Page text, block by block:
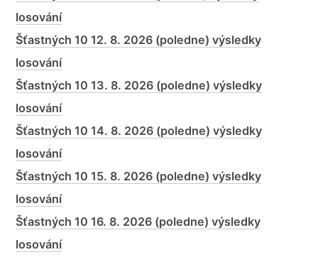
losování
Šťastných 10 12. 8. 2026 (poledne) výsledky
losování
Šťastných 10 13. 8. 2026 (poledne) výsledky
losování
Šťastných 10 14. 8. 2026 (poledne) výsledky
losování
Šťastných 10 15. 8. 2026 (poledne) výsledky
losování
Šťastných 10 16. 8. 2026 (poledne) výsledky
losování